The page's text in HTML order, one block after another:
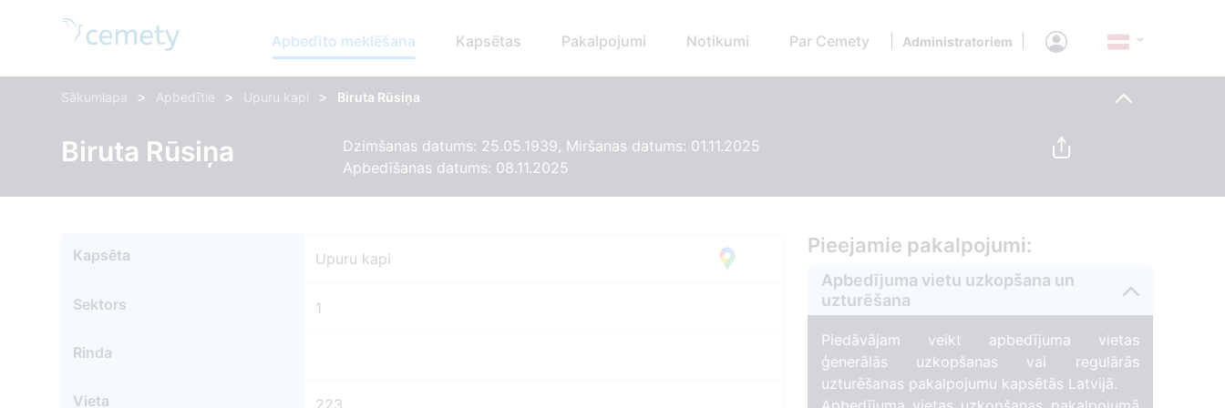
Apbedīto meklēšana Kapsētas Pakalpojumi Notikumi Par Cemety Administratoriem
Sākumlapa > Apbedītie > Upuru kapi > Biruta Rūsiņa
Biruta Rūsiņa
Dzimšanas datums: 25.05.1939, Miršanas datums: 01.11.2025
Apbedīšanas datums: 08.11.2025
Kapsēta Upuru kapi
Sektors 1
Rinda
Vieta
Pieejamie pakalpojumi:
Apbedījuma vietu uzkopšana un
uzturēšana
Piedāvājam veikt apbedījuma vietas
ģenerālās uzkopšanas vai regulārās
uzturēšanas pakalpojumu kapsētās Latvijā.